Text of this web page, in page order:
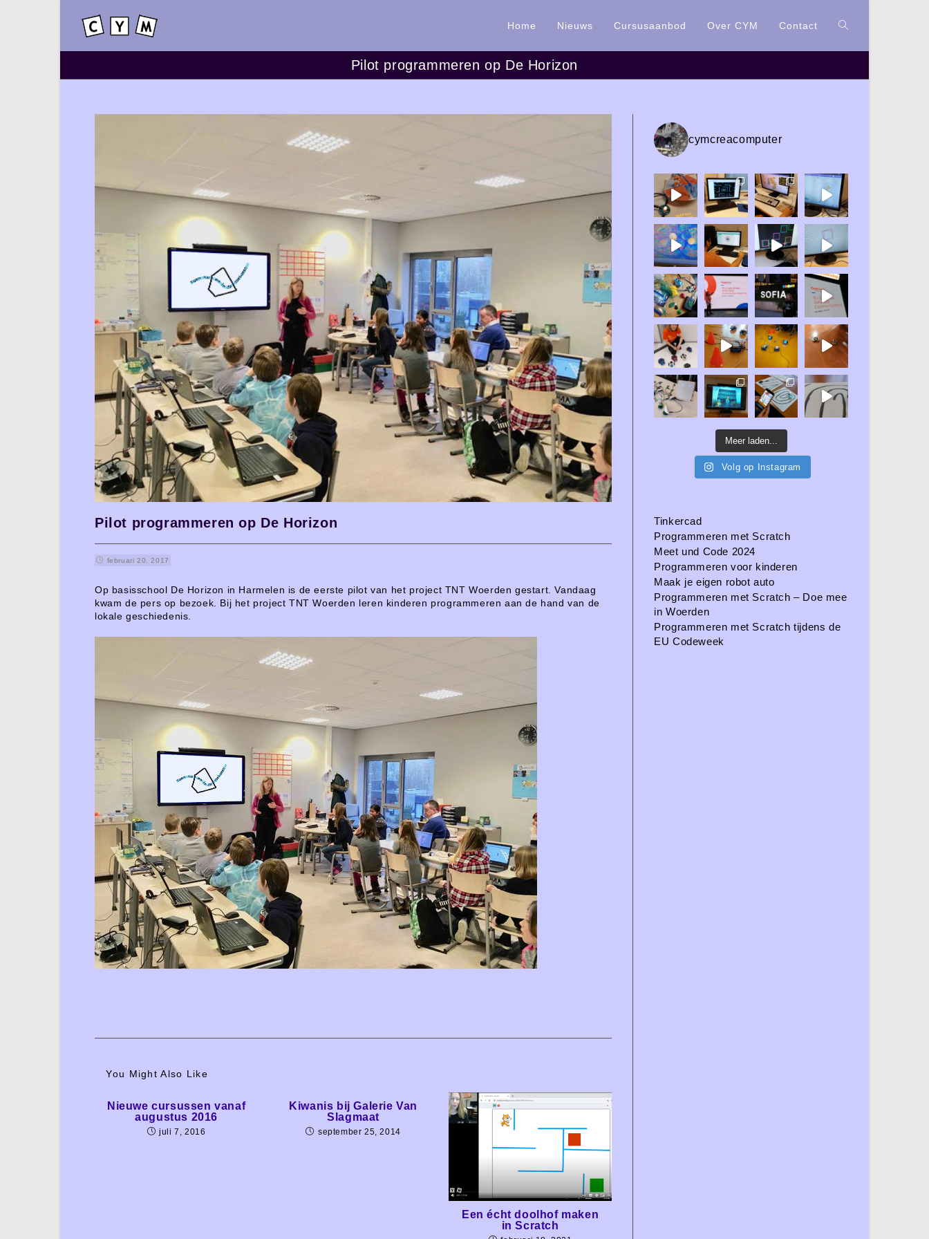
Home Nieuws Cursusaanbod Over CYM Contact
Pilot programmeren op De Horizon
Pilot programmeren op De Horizon
februari 20, 2017
Op basisschool De Horizon in Harmelen is de eerste pilot van het project TNT Woerden gestart. Vandaag
kwam de pers op bezoek. Bij het project TNT Woerden leren kinderen programmeren aan de hand van de
lokale geschiedenis.
You Might Also Like
Nieuwe cursussen vanaf
augustus 2016
juli 7, 2016
Kiwanis bij Galerie Van
Slagmaat
september 25, 2014
Een écht doolhof maken
in Scratch
cymcreacomputer
Meer laden...
Volg op Instagram
Tinkercad
Programmeren met Scratch
Meet und Code 2024
Programmeren voor kinderen
Maak je eigen robot auto
Programmeren met Scratch – Doe mee
in Woerden
Programmeren met Scratch tijdens de
EU Codeweek